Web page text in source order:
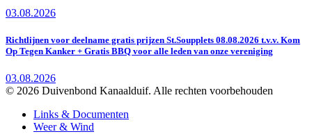
03.08.2026
Richtlijnen voor deelname gratis prijzen St.Soupplets 08.08.2026 t.v.v. Kom
Op Tegen Kanker + Gratis BBQ voor alle leden van onze vereniging
03.08.2026
© 2026 Duivenbond Kanaalduif. Alle rechten voorbehouden
Links & Documenten
Weer & Wind